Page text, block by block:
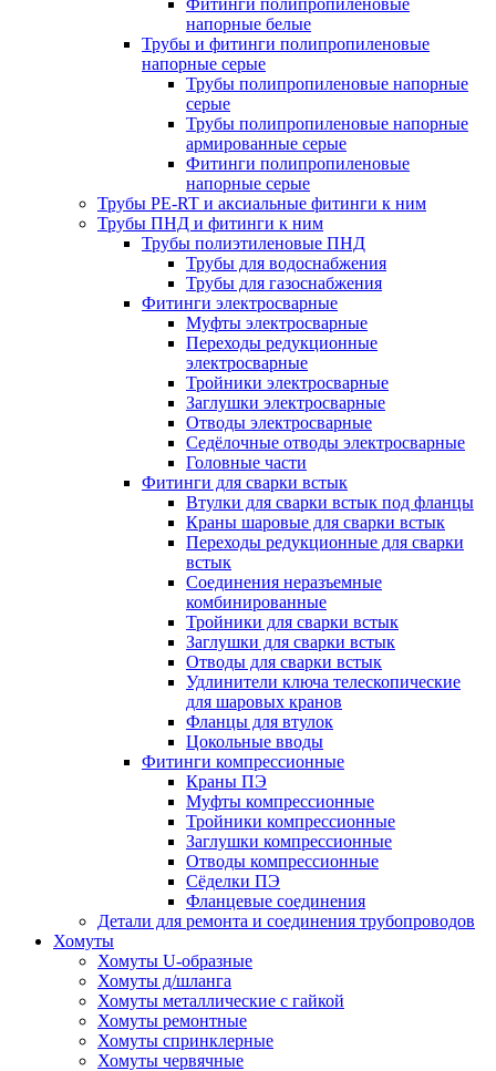
Фитинги полипропиленовые
напорные белые
Трубы и фитинги полипропиленовые
напорные серые
Трубы полипропиленовые напорные
серые
Трубы полипропиленовые напорные
армированные серые
Фитинги полипропиленовые
напорные серые
Трубы PE-RT и аксиальные фитинги к ним
Трубы ПНД и фитинги к ним
Трубы полиэтиленовые ПНД
Трубы для водоснабжения
Трубы для газоснабжения
Фитинги электросварные
Муфты электросварные
Переходы редукционные
электросварные
Тройники электросварные
Заглушки электросварные
Отводы электросварные
Седёлочные отводы электросварные
Головные части
Фитинги для сварки встык
Втулки для сварки встык под фланцы
Краны шаровые для сварки встык
Переходы редукционные для сварки
встык
Соединения неразъемные
комбинированные
Тройники для сварки встык
Заглушки для сварки встык
Отводы для сварки встык
Удлинители ключа телескопические
для шаровых кранов
Фланцы для втулок
Цокольные вводы
Фитинги компрессионные
Краны ПЭ
Муфты компрессионные
Тройники компрессионные
Заглушки компрессионные
Отводы компрессионные
Сёделки ПЭ
Фланцевые соединения
Детали для ремонта и соединения трубопроводов
Хомуты
Хомуты U-образные
Хомуты д/шланга
Хомуты металлические с гайкой
Хомуты ремонтные
Хомуты спринклерные
Хомуты червячные